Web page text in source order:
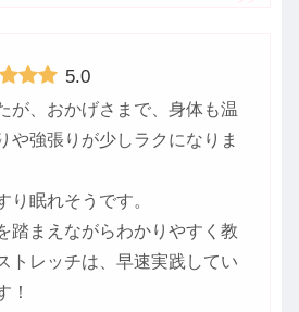
5.0
が、おかげさまで、身体も温
や強張りが少しラクになりま
り眠れそうです。
踏まえながらわかりやすく教
トレッチは、早速実践してい
！